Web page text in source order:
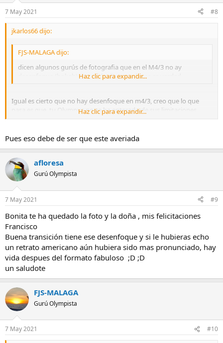
7 May 2021 #8
jkarlos66 dijo:
FJS-MALAGA dijo:
dicen algunos gurús de fotografia que en el M4/3 no ay
desenfoque (bokeh) pues si lo dicen será que es verdad
Haz clic para expandir...
Igual es cierto que no hay desenfoque en m4/3, creo que lo que
pasa es que tu Olympus no se ha enterado de sus limitaciones.
Explicáselo y que no lo vuelva a hacer
Haz clic para expandir...
Pues eso debe de ser que este averiada
afloresa
Gurú Olympista
7 May 2021 #9
Bonita te ha quedado la foto y la doña , mis felicitaciones
Francisco
Buena transición tiene ese desenfoque y si le hubieras echo
un retrato americano aún hubiera sido mas pronunciado, hay
vida despues del formato fabuloso ;D ;D
un saludote
FJS-MALAGA
Gurú Olympista
7 May 2021 #10